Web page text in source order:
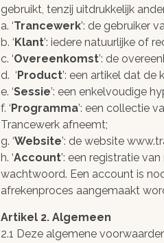
gebruikt, tenzij uitdrukkelijk
a. ‘Trancewerk’: de gebruiker
b. ‘Klant’: iedere natuurlijke of
c. ‘Overeenkomst’: de
d. ‘Product’: een artikel dat de
e. ‘Sessie’: een enkelvoudige
f. ‘Programma’: een collectie
Trancewerk afneemt;
g. ‘Website’: de website
h. ‘Account’: een registratie
wachtwoord. Een account is
afrekenproces aangemaakt
Artikel 2. Algemeen
2.1 Deze algemene